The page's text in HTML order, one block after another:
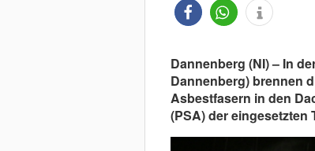
Dannenberg (NI) – In
Dannenberg) brennen
Asbestfasern in den
(PSA) der eingesetzten